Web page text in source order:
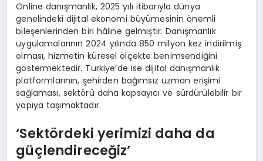
Online danışmanlık, 2025 yılı itibarıyla dünya
genelindeki dijital ekonomi büyümesinin önemli
bileşenlerinden biri hâline gelmiştir. Danışmanlık
uygulamalarının 2024 yılında 850 milyon kez indirilmiş
olması, hizmetin küresel ölçekte benimsendiğini
göstermektedir. Türkiye’de ise dijital danışmanlık
platformlarının, şehirden bağımsız uzman erişimi
sağlaması, sektörü daha kapsayıcı ve sürdürülebilir bir
yapıya taşımaktadır.
‘Sektördeki yerimizi daha da
güçlendireceğiz’